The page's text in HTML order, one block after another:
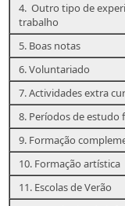
4. Outro tipo de
trabalho
5. Boas notas
6. Voluntariado
7. Actividades extra
8. Períodos de estudo
9. Formação
10. Formação artística
11. Escolas de Verão